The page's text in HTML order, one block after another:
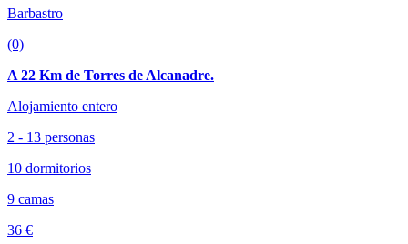
Barbastro
(0)
A 22 Km de Torres de Alcanadre.
Alojamiento entero
2 - 13 personas
10 dormitorios
9 camas
36 €